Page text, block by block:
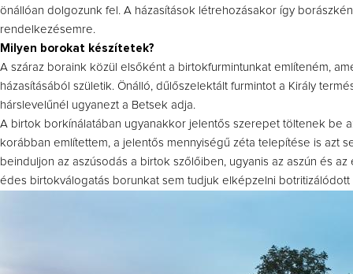
önállóan dolgozunk fel. A házasítások létrehozásakor így
rendelkezésemre.
Milyen borokat készítetek?
A száraz boraink közül elsőként a birtokfurmintunkat említeném,
házasításából születik. Önálló, dűlőszelektált furmintot a Király
hárslevelűnél ugyanezt a Betsek adja.
A birtok borkínálatában ugyanakkor jelentős szerepet töltenek be
korábban említettem, a jelentős mennyiségű zéta telepítése is azt
beinduljon az aszúsodás a birtok szőlőiben, ugyanis az aszún és
édes birtokválogatás borunkat sem tudjuk elképzelni botritizálódott